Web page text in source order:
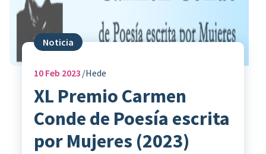
Noticia
10Feb 2023 Hede
XL Premio Carmen
Conde de Poesía escrita
por Mujeres (2023)